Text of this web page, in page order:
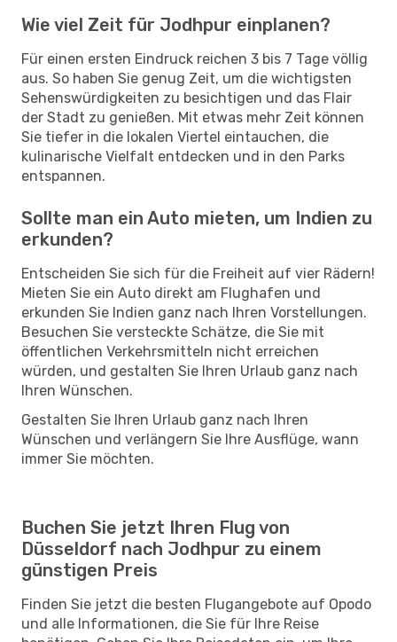
Wie viel Zeit für Jodhpur einplanen?
Für einen ersten Eindruck reichen 3 bis 7 Tage völlig
aus. So haben Sie genug Zeit, um die wichtigsten
Sehenswürdigkeiten zu besichtigen und das Flair
der Stadt zu genießen. Mit etwas mehr Zeit können
Sie tiefer in die lokalen Viertel eintauchen, die
kulinarische Vielfalt entdecken und in den Parks
entspannen.
Sollte man ein Auto mieten, um Indien zu
erkunden?
Entscheiden Sie sich für die Freiheit auf vier Rädern!
Mieten Sie ein Auto direkt am Flughafen und
erkunden Sie Indien ganz nach Ihren Vorstellungen.
Besuchen Sie versteckte Schätze, die Sie mit
öffentlichen Verkehrsmitteln nicht erreichen
würden, und gestalten Sie Ihren Urlaub ganz nach
Ihren Wünschen.
Gestalten Sie Ihren Urlaub ganz nach Ihren
Wünschen und verlängern Sie Ihre Ausflüge, wann
immer Sie möchten.
Buchen Sie jetzt Ihren Flug von
Düsseldorf nach Jodhpur zu einem
günstigen Preis
Finden Sie jetzt die besten Flugangebote auf Opodo
und alle Informationen, die Sie für Ihre Reise